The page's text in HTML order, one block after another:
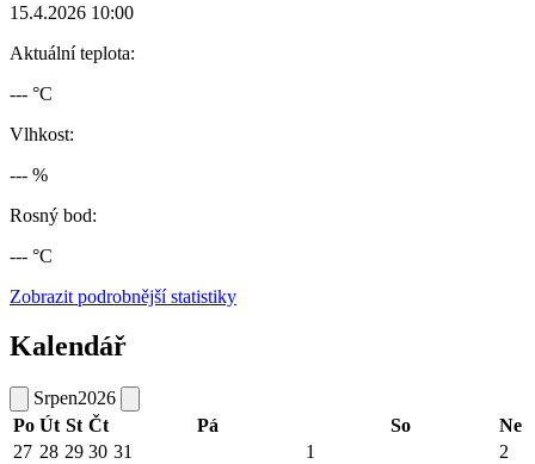
15.4.2026 10:00
Aktuální teplota:
--- °C
Vlhkost:
--- %
Rosný bod:
--- °C
Zobrazit podrobnější statistiky
Kalendář
Srpen2026
Po Út St Čt Pá So
Ne
27 28 29 30 31 1
2